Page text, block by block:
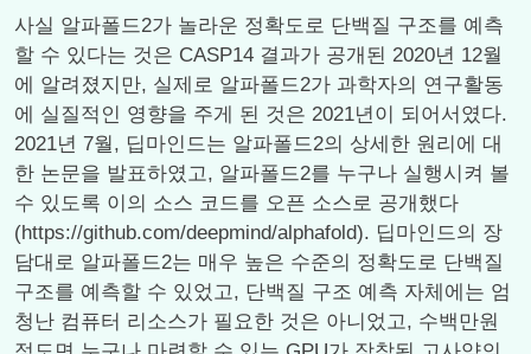
사실 알파폴드2가 놀라운 정확도로 단백질 구조를 예측
할 수 있다는 것은 CASP14 결과가 공개된 2020년 12월
에 알려졌지만, 실제로 알파폴드2가 과학자의 연구활동
에 실질적인 영향을 주게 된 것은 2021년이 되어서였다.
2021년 7월, 딥마인드는 알파폴드2의 상세한 원리에 대
한 논문을 발표하였고, 알파폴드2를 누구나 실행시켜 볼
수 있도록 이의 소스 코드를 오픈 소스로 공개했다
(https://github.com/deepmind/alphafold). 딥마인드의 장
담대로 알파폴드2는 매우 높은 수준의 정확도로 단백질
구조를 예측할 수 있었고, 단백질 구조 예측 자체에는 엄
청난 컴퓨터 리소스가 필요한 것은 아니었고, 수백만원